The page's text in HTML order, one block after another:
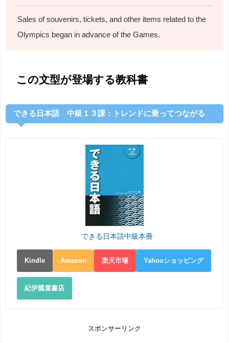
Sales of souvenirs, tickets, and other items related to the
Olympics began in advance of the Games.
この文型が登場する教科書
できる日本語 中級１３課：トレンドに乗ってつながる
できる日本語中級本冊
Kindle Amazon 楽天市場 Yahooショッピング
紀伊國屋書店
スポンサーリンク